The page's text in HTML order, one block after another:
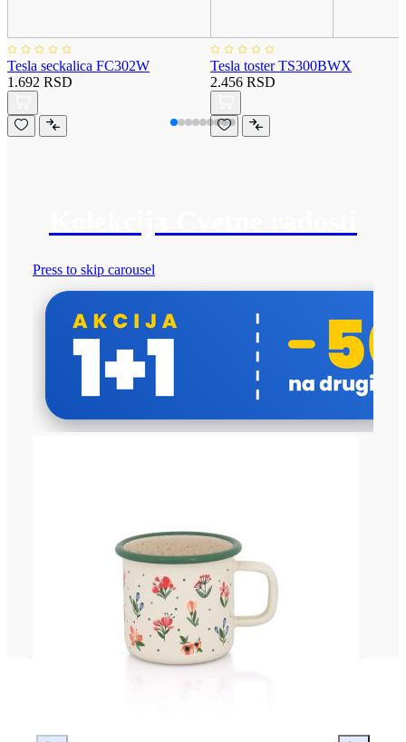
Tesla seckalica FC302W
1.692 RSD
Tesla toster TS300BWX
2.456 RSD
Press to skip carousel